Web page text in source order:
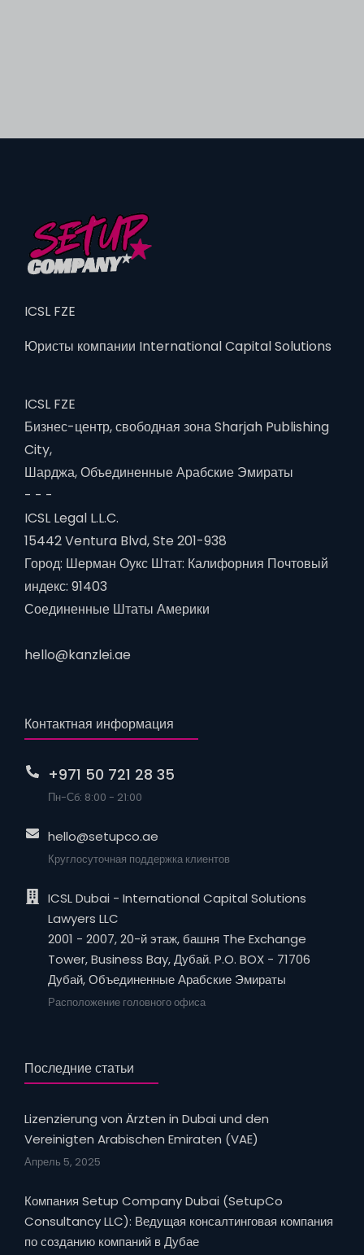
ICSL FZE
Юристы компании International Capital Solutions
ICSL FZE
Бизнес-центр, свободная зона Sharjah Publishing
City,
Шарджа, Объединенные Арабские Эмираты
- - -
ICSL Legal L.L.C.
15442 Ventura Blvd, Ste 201-938
Город: Шерман Оукс Штат: Калифорния Почтовый
индекс: 91403
Соединенные Штаты Америки
hello@kanzlei.ae
Контактная информация
+971 50 721 28 35
Пн-Сб: 8:00 - 21:00
hello@setupco.ae
Круглосуточная поддержка клиентов
ICSL Dubai - International Capital Solutions
Lawyers LLC
2001 - 2007, 20-й этаж, башня The Exchange
Tower, Business Bay, Дубай. P.O. BOX - 71706
Дубай, Объединенные Арабские Эмираты
Расположение головного офиса
Последние статьи
Lizenzierung von Ärzten in Dubai und den
Vereinigten Arabischen Emiraten (VAE)
Апрель 5, 2025
Компания Setup Company Dubai (SetupCo
Consultancy LLC): Ведущая консалтинговая компания
по созданию компаний в Дубае